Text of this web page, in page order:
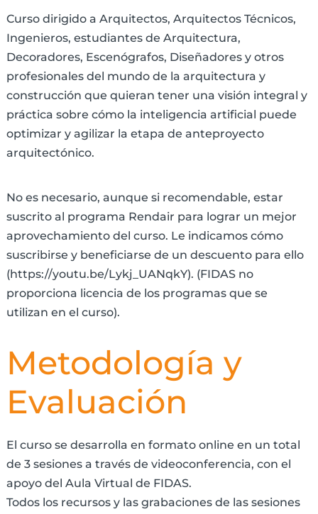
Curso dirigido a Arquitectos, Arquitectos Técnicos,
Ingenieros, estudiantes de Arquitectura,
Decoradores, Escenógrafos, Diseñadores y otros
profesionales del mundo de la arquitectura y
construcción que quieran tener una visión integral y
práctica sobre cómo la inteligencia artificial puede
optimizar y agilizar la etapa de anteproyecto
arquitectónico.
No es necesario, aunque si recomendable, estar
suscrito al programa Rendair para lograr un mejor
aprovechamiento del curso. Le indicamos cómo
suscribirse y beneficiarse de un descuento para ello
(https://youtu.be/Lykj_UANqkY). (FIDAS no
proporciona licencia de los programas que se
utilizan en el curso).
Metodología y
Evaluación
El curso se desarrolla en formato online en un total
de 3 sesiones a través de videoconferencia, con el
apoyo del Aula Virtual de FIDAS.
Todos los recursos y las grabaciones de las sesiones